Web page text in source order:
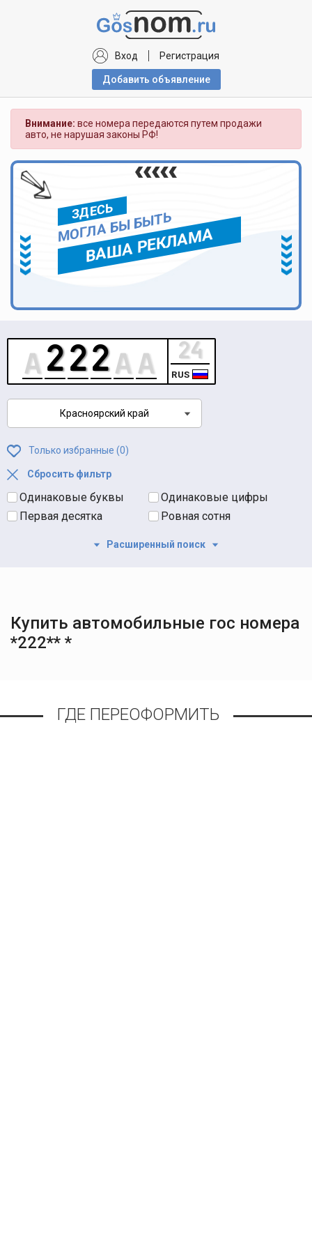
Вход Регистрация
Добавить объявлениe
Внимание: все номера передаются путем продажи
авто, не нарушая законы РФ!
ЗДЕСЬ
МОГЛА БЫ БЫТЬ
ВАША РЕКЛАМА
RUS
Красноярский край
Только избранные (0)
Сбросить фильтр
Одинаковые буквы
Одинаковые цифры
Первая десятка
Ровная сотня
Расширенный поиск
Купить автомобильные гос номера
*222** *
ГДЕ ПЕРЕОФОРМИТЬ